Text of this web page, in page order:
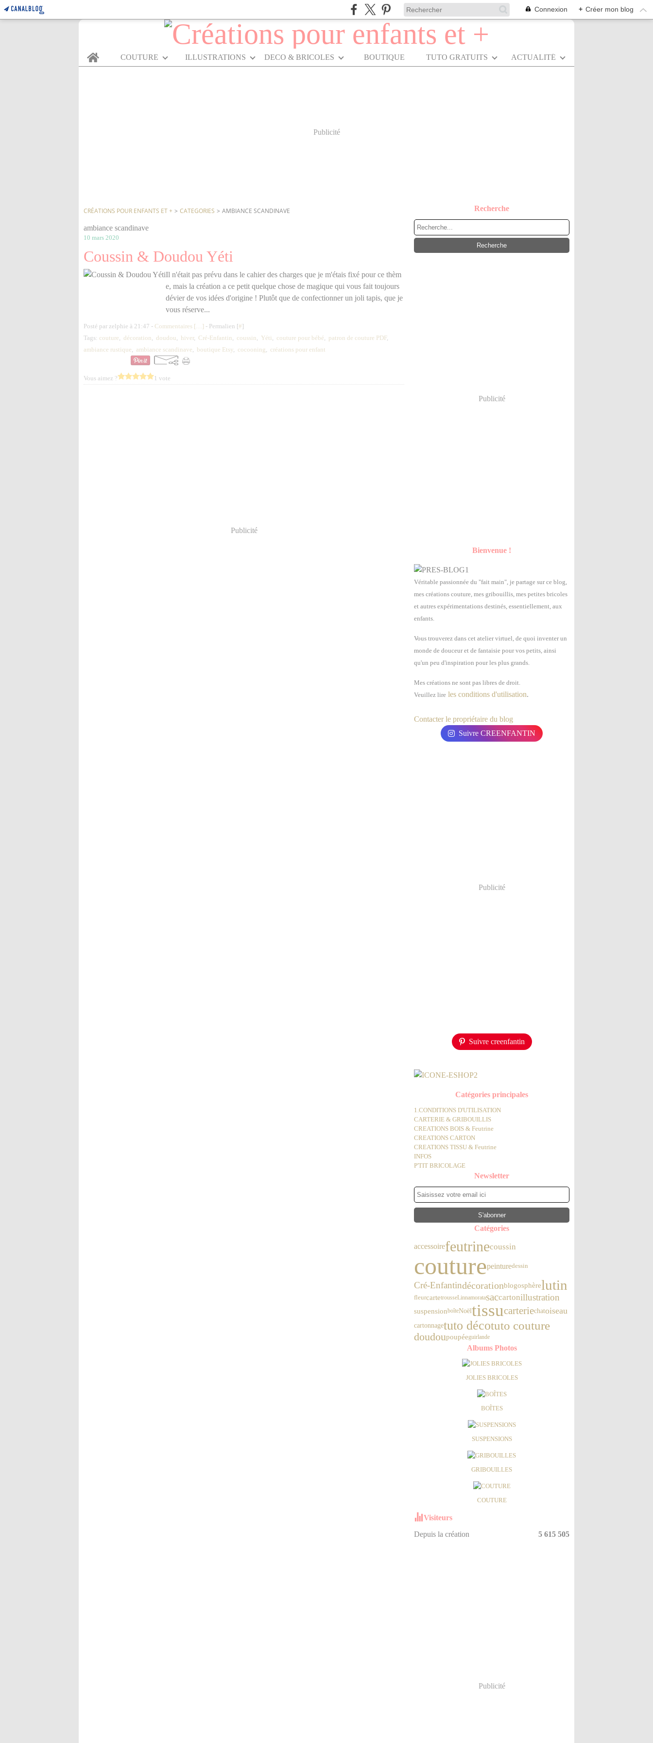
Connexion + Créer mon blog
Home
COUTURE ILLUSTRATIONS DECO & BRICOLES BOUTIQUE TUTO GRATUITS ACTUALITÉ
Publicité
CRÉATIONS POUR ENFANTS ET + > CATEGORIES > AMBIANCE SCANDINAVE
ambiance scandinave
10 mars 2020
Coussin & Doudou Yéti
Il n'était pas prévu dans le cahier des charges que je m'étais fixé pour ce thèm
e, mais la création a ce petit quelque chose de magique qui vous fait toujours
dévier de vos idées d'origine ! Plutôt que de confectionner un joli tapis, que je
vous réserve...
Posté par zelphie à 21:47 - Commentaires [… ] - Permalien [#]
Tags: couture, décoration, doudou, hiver, Cré-Enfantin, coussin, Yéti, couture pour bébé, patron de couture PDF,
ambiance rustique, ambiance scandinave, boutique Etsy, cocooning, créations pour enfant
Vous aimez ? 1 vote
Publicité
Recherche
Publicité
Bienvenue !
Véritable passionnée du "fait main", je partage sur ce blog,
mes créations couture, mes gribouillis, mes petites bricoles
et autres expérimentations destinés, essentiellement, aux
enfants.
Vous trouverez dans cet atelier virtuel, de quoi inventer un
monde de douceur et de fantaisie pour vos petits, ainsi
qu'un peu d'inspiration pour les plus grands.
Mes créations ne sont pas libres de droit.
Veuillez lire les conditions d'utilisation.
Contacter le propriétaire du blog
Suivre CREENFANTIN
Publicité
Suivre creenfantin
Catégories principales
1.CONDITIONS D'UTILISATION
CARTERIE & GRIBOUILLIS
CREATIONS BOIS & Feutrine
CREATIONS CARTON
CREATIONS TISSU & Feutrine
INFOS
P'TIT BRICOLAGE
Newsletter
Catégories
accessoirefeutrinecoussin
couturepeinturedessin
Cré-Enfantindécorationblogosphèrelutin
fleurcartetrousseLinnamoratasaccartonillustration
suspensionboîteNoëltissucarteriechatoiseau
cartonnagetuto décotuto couture
doudoupoupéeguirlande
Albums Photos
JOLIES BRICOLES
BOÎTES
SUSPENSIONS
GRIBOUILLES
COUTURE
Visiteurs
Depuis la création
5 615 505
Publicité